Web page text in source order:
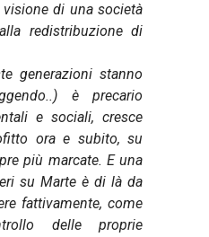
di una società
redistribuzione di
generazioni stanno
è precario
e sociali, cresce
ora e subito, su
più marcate. E una
su Marte è di là da
fattivamente, come
delle proprie